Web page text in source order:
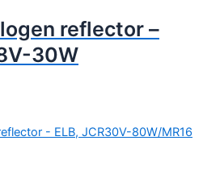
reflector –
30W